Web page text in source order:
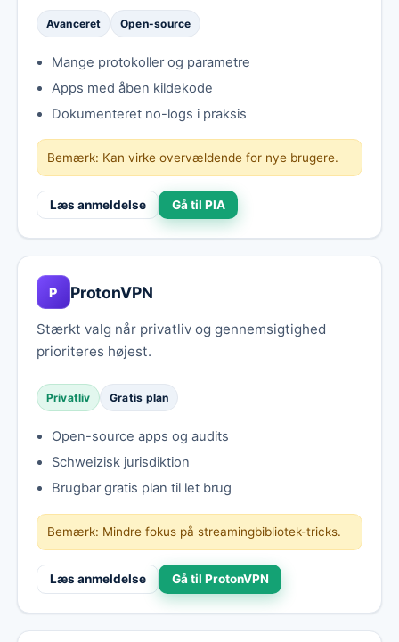
Avanceret Open-source
Mange protokoller og parametre
Apps med åben kildekode
Dokumenteret no-logs i praksis
Bemærk: Kan virke overvældende for nye brugere.
Læs anmeldelse Gå til PIA
P ProtonVPN
Stærkt valg når privatliv og gennemsigtighed
prioriteres højest.
Privatliv Gratis plan
Open-source apps og audits
Schweizisk jurisdiktion
Brugbar gratis plan til let brug
Bemærk: Mindre fokus på streamingbibliotek-tricks.
Læs anmeldelse Gå til ProtonVPN